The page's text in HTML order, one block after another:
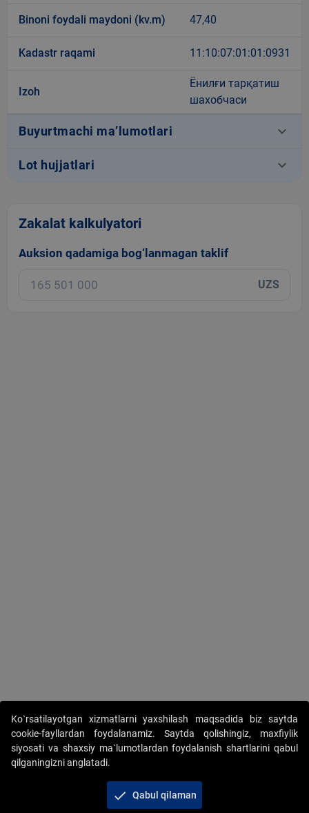
Binoni foydali maydoni (kv.m) 47,40
Kadastr raqami 11:10:07:01:01:0931
Izoh
Ёнилғи тарқатиш
шахобчаси
Buyurtmachi ma’lumotlari keyboard_arrow_down
Lot hujjatlari keyboard_arrow_down
Zakalat kalkulyatori
Auksion qadamiga bog‘lanmagan taklif
UZS
Copyright © 2017-2026. "Elektron onlayn-auksionlarni
tashkil etish" AJ. Barcha huquqlar himoyalangan
Ko`rsatilayotgan xizmatlarni yaxshilash maqsadida biz saytda
cookie-fayllardan foydalanamiz. Saytda qolishingiz, maxfiylik
siyosati va shaxsiy ma`lumotlardan foydalanish shartlarini qabul
qilganingizni anglatadi.
check Qabul qilaman